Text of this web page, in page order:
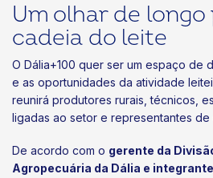
Um olhar de
cadeia do leite
O Dália+100 quer ser um espaço de
e as oportunidades da atividade
reunirá produtores rurais, técnicos,
ligadas ao setor e representantes
De acordo com o gerente da
Agropecuária da Dália e